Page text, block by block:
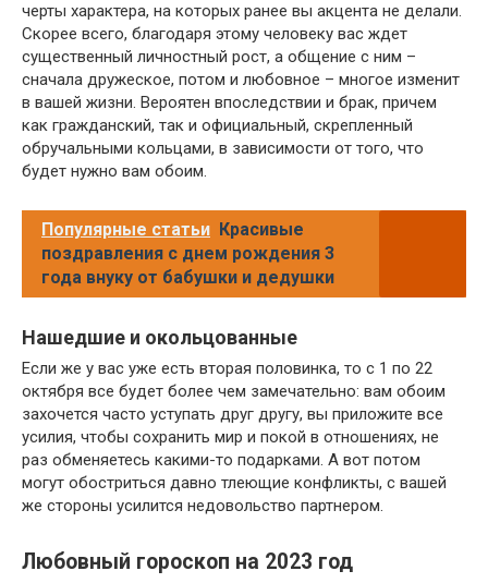
черты характера, на которых ранее вы акцента не делали.
Скорее всего, благодаря этому человеку вас ждет
существенный личностный рост, а общение с ним –
сначала дружеское, потом и любовное – многое изменит
в вашей жизни. Вероятен впоследствии и брак, причем
как гражданский, так и официальный, cкрепленный
обручальными кольцами, в зависимости от того, что
будет нужно вам обоим.
Популярные статьи Красивые
поздравления с днем рождения 3
года внуку от бабушки и дедушки
Нашедшие и окольцованные
Если же у вас уже есть вторая половинка, то с 1 по 22
октября все будет более чем замечательно: вам обоим
захочется часто уступать друг другу, вы приложите все
усилия, чтобы сохранить мир и покой в отношениях, не
раз обменяетесь какими-то подарками. А вот потом
могут обостриться давно тлеющие конфликты, с вашей
же стороны усилится недовольство партнером.
Любовный гороскоп на 2023 год